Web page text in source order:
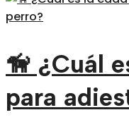
🦮 ¿Cuál
para